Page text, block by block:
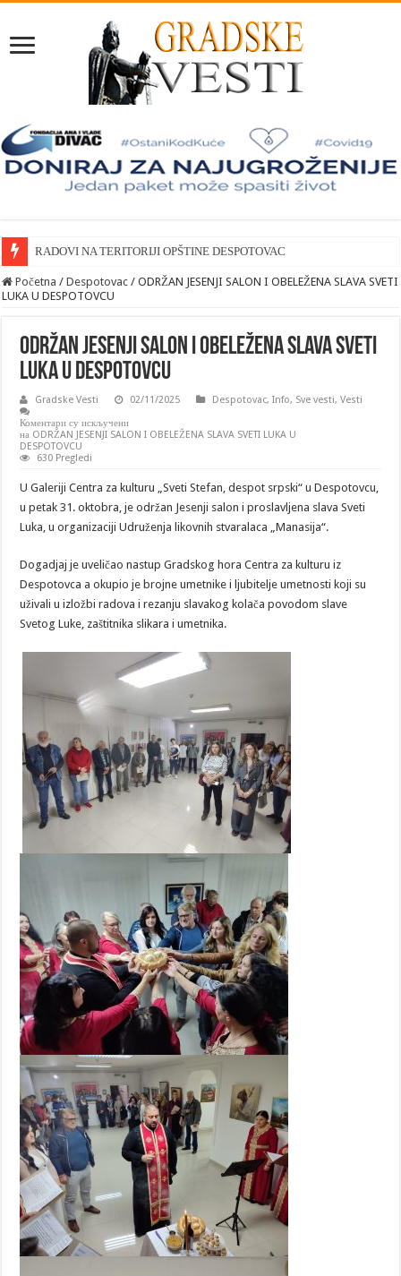
RADOVI NA TERITORIJI OPŠTINE DESPOTOVAC
Početna / Despotovac / ODRŽAN JESENJI SALON I OBELEŽENA SLAVA SVETI
LUKA U DESPOTOVCU
ODRŽAN JESENJI SALON I OBELEŽENA SLAVA SVETI
LUKA U DESPOTOVCU
Gradske Vesti 02/11/2025 Despotovac,Info, Sve vesti,Vesti
Коментари су искључени
на ODRŽAN JESENJI SALON I OBELEŽENA SLAVA SVETI LUKA U
DESPOTOVCU
630 Pregledi
U Galeriji Centra za kulturu „Sveti Stefan, despot srpski“ u Despotovcu,
u petak 31. oktobra, je održan Jesenji salon i proslavljena slava Sveti
Luka, u organizaciji Udruženja likovnih stvaralaca „Manasija“.
Dogadjaj je uveličao nastup Gradskog hora Centra za kulturu iz
Despotovca a okupio je brojne umetnike i ljubitelje umetnosti koji su
uživali u izložbi radova i rezanju slavakog kolača povodom slave
Svetog Luke, zaštitnika slikara i umetnika.